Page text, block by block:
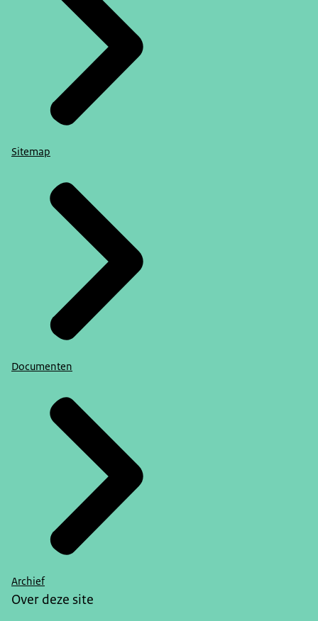
Sitemap
Documenten
Archief
Over deze site